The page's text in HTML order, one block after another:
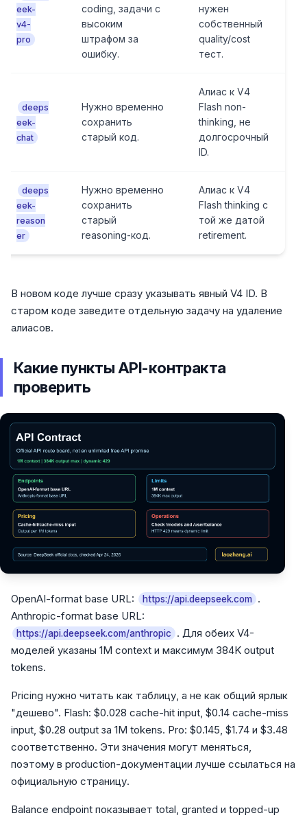
eek-
v4-
pro
coding, задачи с
высоким
штрафом за
ошибку.
нужен
собственный
quality/cost
тест.
deeps
eek-
chat
Нужно временно
сохранить
старый код.
Алиас к V4
Flash non-
thinking, не
долгосрочный
ID.
deeps
eek-
reason
er
Нужно временно
сохранить
старый
reasoning-код.
Алиас к V4
Flash thinking с
той же датой
retirement.
В новом коде лучше сразу указывать явный V4 ID. В
старом коде заведите отдельную задачу на удаление
алиасов.
Какие пункты API-контракта
проверить
OpenAI-format base URL: https://api.deepseek.com .
Anthropic-format base URL:
https://api.deepseek.com/anthropic
. Для обеих V4-
моделей указаны 1M context и максимум 384K output
tokens.
Pricing нужно читать как таблицу, а не как общий ярлык
"дешево". Flash: $0.028 cache-hit input, $0.14 cache-miss
input, $0.28 output за 1M tokens. Pro: $0.145, $1.74 и $3.48
соответственно. Эти значения могут меняться,
поэтому в production-документации лучше ссылаться на
официальную страницу.
Balance endpoint показывает total, granted и topped-up